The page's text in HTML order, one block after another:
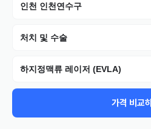
인천 인천연수구
처치 및 수술
하지정맥류 레이저 (EVLA)
가격 비교